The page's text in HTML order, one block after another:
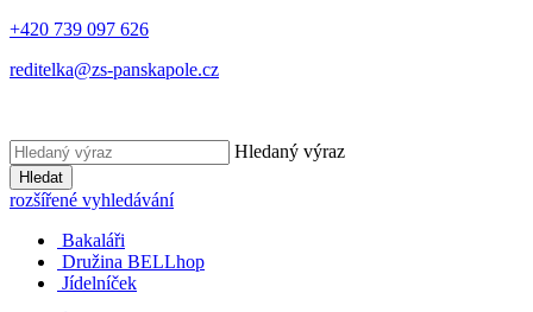
+420 739 097 626
reditelka@zs-panskapole.cz
Hledaný výraz
Hledat
rozšířené vyhledávání
Bakaláři
Družina BELLhop
Jídelníček